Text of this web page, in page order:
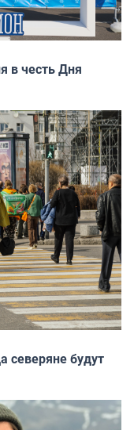
в честь Дня
северяне будут